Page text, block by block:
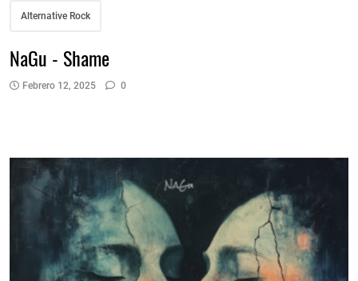
Alternative Rock
NaGu - Shame
Febrero 12, 2025 0